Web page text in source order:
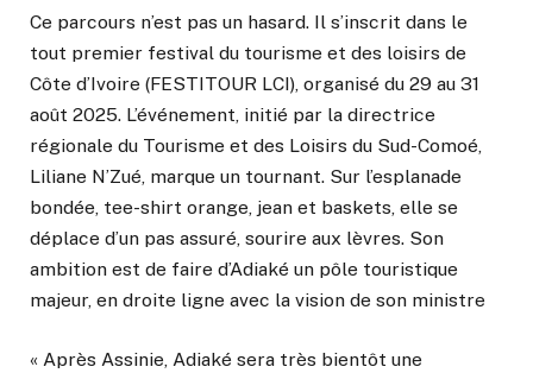
Ce parcours n’est pas un hasard. Il s’inscrit dans le
tout premier festival du tourisme et des loisirs de
Côte d’Ivoire (FESTITOUR LCI), organisé du 29 au 31
août 2025. L’événement, initié par la directrice
régionale du Tourisme et des Loisirs du Sud-Comoé,
Liliane N’Zué, marque un tournant. Sur l’esplanade
bondée, tee-shirt orange, jean et baskets, elle se
déplace d’un pas assuré, sourire aux lèvres. Son
ambition est de faire d’Adiaké un pôle touristique
majeur, en droite ligne avec la vision de son ministre
« Après Assinie, Adiaké sera très bientôt une